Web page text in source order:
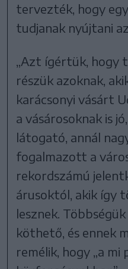
tervezték, hogy
tudjanak nyújtani
„Azt ígértük, hogy
részük azoknak,
karácsonyi vásárt
a vásárosoknak is
látogató, annál
fogalmazott a
rekordszámú
árusoktól, akik így
lesznek.
köthető, és ennek
remélik, hogy „a